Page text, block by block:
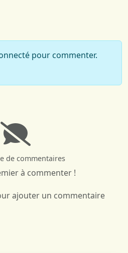
pour commenter.
de commentaires
à commenter !
ajouter un commentaire